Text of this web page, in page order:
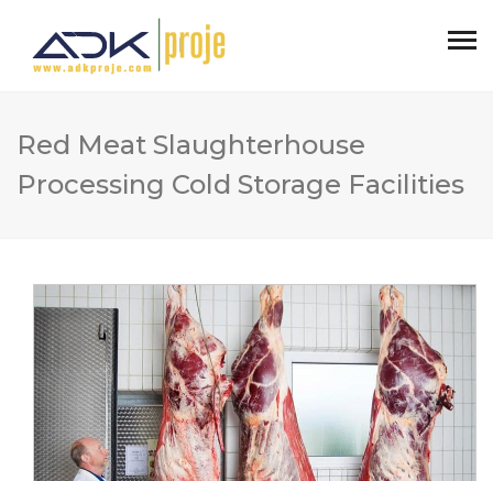
Red Meat Slaughterhouse
Processing Cold Storage Facilities